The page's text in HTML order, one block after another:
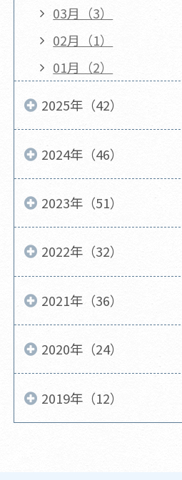
03月（3）
02月（1）
01月（2）
2025年（42）
2024年（46）
2023年（51）
2022年（32）
2021年（36）
2020年（24）
2019年（12）